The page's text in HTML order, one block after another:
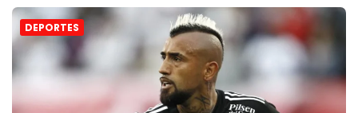
DEPORTES